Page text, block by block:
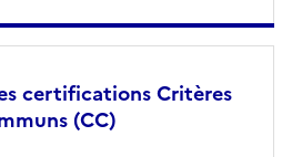
certifications Critères
(CC)